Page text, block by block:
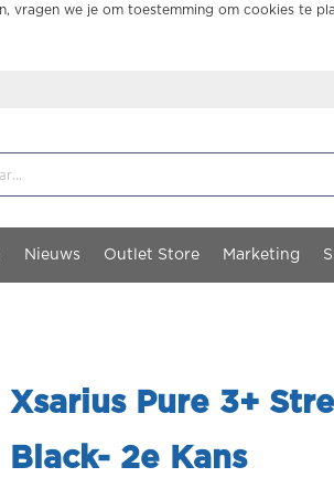
vragen we je om toestemming om cookies te
Nieuws Outlet Store Marketing
Xsarius Pure 3+
Black- 2e Kans